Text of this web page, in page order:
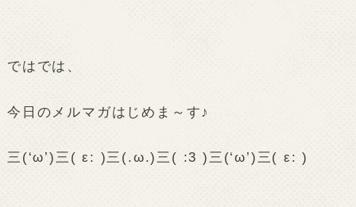
ではでは、
今日のメルマガはじめま～す♪
三(‘ω’)三( ε: )三(.ω.)三( :3 )三(‘ω’)三( ε: )